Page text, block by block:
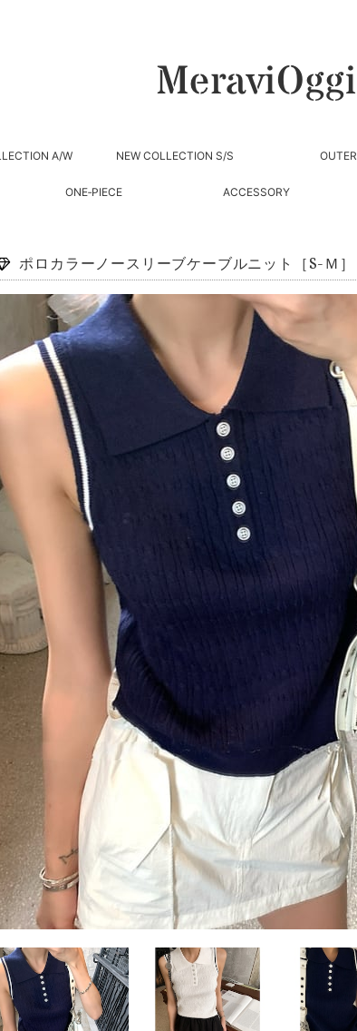
A/W NEW COLLECTION S/S OUTER
ONE‐PIECE ACCESSORY
ポロカラーノースリーブケーブルニット［S-Ｍ］